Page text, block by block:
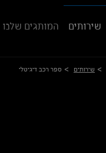
שירותים המותגים שלנו
> שירותים > ספר רכב דיגיטלי